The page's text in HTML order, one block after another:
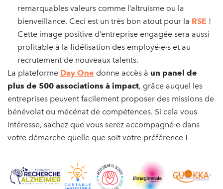
remarquables valeurs comme l’altruisme ou la
bienveillance. Ceci est un très bon atout pour la RSE !
Cette image positive d’entreprise engagée sera aussi
profitable à la fidélisation des employé·e·s et au
recrutement de nouveaux talents.
La plateforme Day One donne accès à un panel de
plus de 500 associations à impact, grâce auquel les
entreprises peuvent facilement proposer des missions de
bénévolat ou mécénat de compétences. Si cela vous
intéresse, sachez que vous serez accompagné·e dans
votre démarche quelle que soit votre préférence !